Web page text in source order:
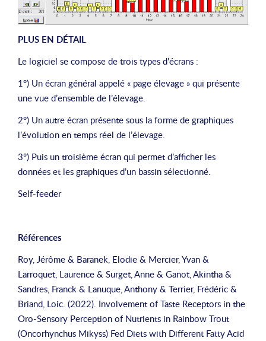
PLUS EN DÉTAIL
Le logiciel se compose de trois types d’écrans :
1°) Un écran général appelé « page élevage » qui présente
une vue d’ensemble de l’élevage.
2°) Un autre écran présente sous la forme de graphiques
l’évolution en temps réel de l’élevage.
3°) Puis un troisième écran qui permet d’afficher les
données et les graphiques d’un bassin sélectionné.
Self-feeder
Références
Roy, Jérôme & Baranek, Elodie & Mercier, Yvan &
Larroquet, Laurence & Surget, Anne & Ganot, Akintha &
Sandres, Franck & Lanuque, Anthony & Terrier, Frédéric &
Briand, Loic. (2022). Involvement of Taste Receptors in the
Oro-Sensory Perception of Nutrients in Rainbow Trout
(Oncorhynchus Mikyss) Fed Diets with Different Fatty Acid